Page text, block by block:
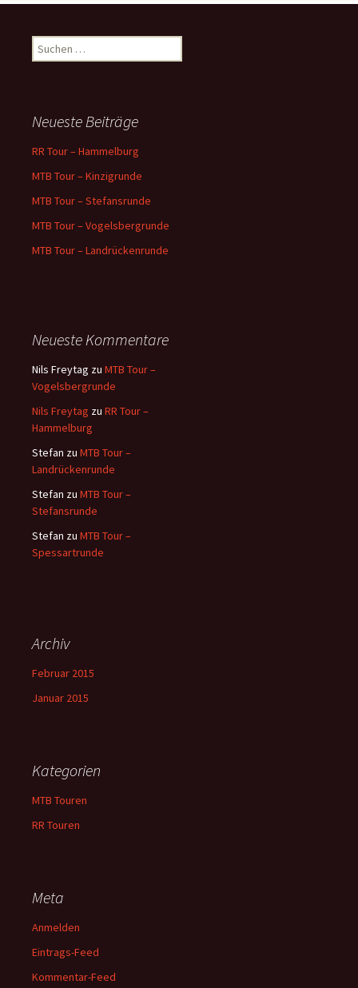
Suchen
nach:
Neueste Beiträge
RR Tour – Hammelburg
MTB Tour – Kinzigrunde
MTB Tour – Stefansrunde
MTB Tour – Vogelsbergrunde
MTB Tour – Landrückenrunde
Neueste Kommentare
Nils Freytag zu MTB Tour –
Vogelsbergrunde
Nils Freytag zu RR Tour –
Hammelburg
Stefan zu MTB Tour –
Landrückenrunde
Stefan zu MTB Tour –
Stefansrunde
Stefan zu MTB Tour –
Spessartrunde
Archiv
Februar 2015
Januar 2015
Kategorien
MTB Touren
RR Touren
Meta
Anmelden
Eintrags-Feed
Kommentar-Feed